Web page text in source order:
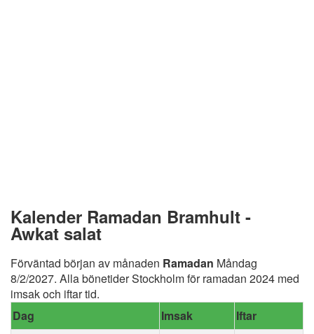
Kalender Ramadan Bramhult -
Awkat salat
Förväntad början av månaden Ramadan Måndag
8/2/2027. Alla bönetider Stockholm för ramadan 2024 med
imsak och iftar tid.
Dag
Imsak
Iftar